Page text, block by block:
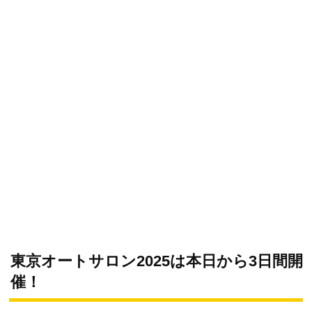
東京オートサロン2025は本日から3日間開
催！